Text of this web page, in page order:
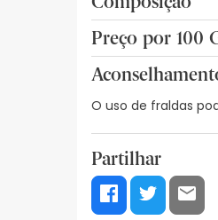
AQUA. ZINC OXIDE.
OL. PANTOLACTONE.
Preço por 100
7,59€ / 100 g
O uso de fraldas
Partilhar